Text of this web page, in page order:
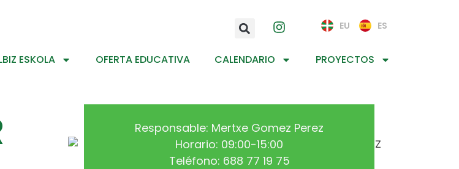
EU ES
ESKOLA OFERTA EDUCATIVA CALENDARIO PROYECTOS
Responsable: Mertxe Gomez Perez
Horario: 09:00-15:00
Teléfono: 688 77 19 75